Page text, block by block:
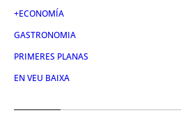
+ECONOMÍA
GASTRONOMIA
PRIMERES PLANAS
EN VEU BAIXA